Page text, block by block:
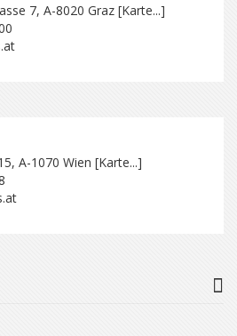
7, A-8020 Graz [Karte...]
A-1070 Wien [Karte...]